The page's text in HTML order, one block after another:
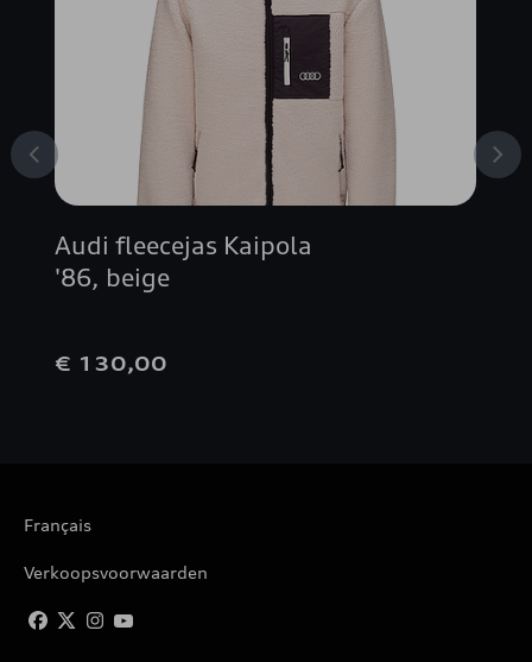
Audi fleecejas Kaipola
'86, beige
€ 130,00
Français
Verkoopsvoorwaarden